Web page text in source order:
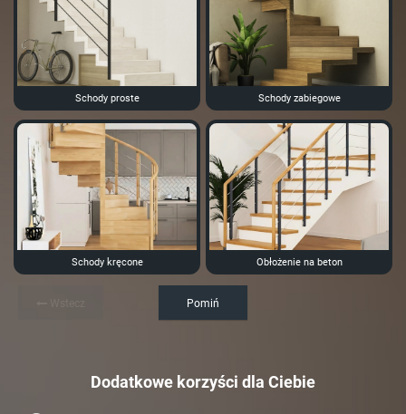
Schody proste Schody zabiegowe
Schody kręcone Obłożenie na beton
Pomiń
Dodatkowe korzyści dla Ciebie